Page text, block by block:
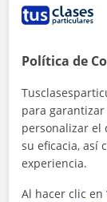
Tarifa
Política de
para
personalizar el
su eficacia, así
experiencia.
Al hacer clic en